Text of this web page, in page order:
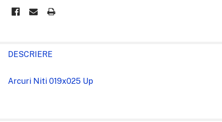
CUMPARATE
DESCRIERE
Arcuri Niti 019x025 Up